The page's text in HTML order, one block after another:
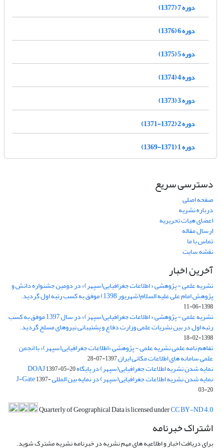
دوره 7 (1377)
دوره 6 (1376)
دوره 5 (1375)
دوره 4 (1374)
دوره 3 (1373)
دوره 2 (1372-1371)
دوره 1 (1371-1369)
دسترسی سریع
صفحه اصلی
درباره نشریه
اعضای هیات تحریریه
ارسال مقاله
تماس با ما
نقشه سایت
آخرین اخبار
نشریه علمی - پژوهشی « اطلاعات جغرافیایی(سپهر)» در دومین جشنواره دانش و
پژوهش امام علی علیه السلام(شهریور 1398) موفق به کسب رتبه اول گردید.
1398-06-11
نشریه علمی - پژوهشی « اطلاعات جغرافیایی(سپهر)» در سال 1397 موفق به کسب
رتبه اول در بین نشریات علمی وزارت دفاع و پشتیبانی نیروهای مسلح گردید.
1398-02-18
تفاهم نامه علمی نشریه علمی - پژوهشی «اطلاعات جغرافیایی(سپهر)» با انجمن
علمی سامانه های اطلاعات مکانی ایران1397-07-28
نمایه شدن نشریه اطلاعات جغرافیایی(سپهر) در پایگاه DOAJ1397-05-20
نمایه شدن نشریه اطلاعات جغرافیایی(سپهر) در نمایه بین المللی J-Gate1397-
03-20
Quarterly of Geographical Data is licensed underCC BY-ND 4.0
اشتراک خبرنامه
برای دریافت اخبار و اطلاعیه های مهم نشریه در خبرنامه نشریه مشترک شوید.